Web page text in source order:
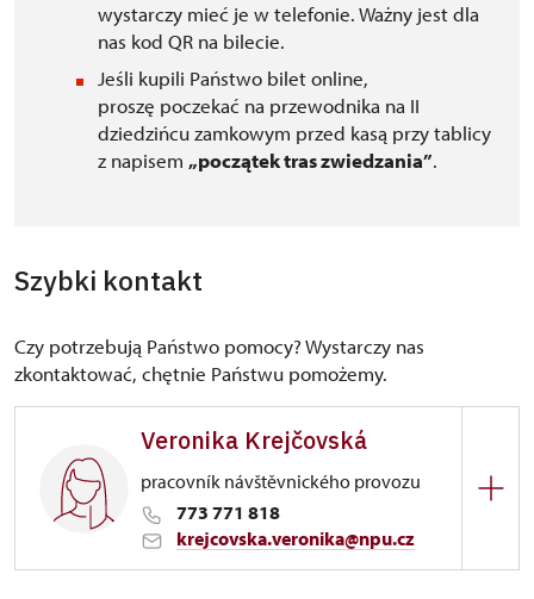
wystarczy mieć je w telefonie. Ważny jest dla
nas kod QR na bilecie.
Jeśli kupili Państwo bilet online,
proszę poczekać na przewodnika na II
dziedzińcu zamkowym przed kasą przy tablicy
z napisem „początek tras zwiedzania”.
Szybki kontakt
Czy potrzebują Państwo pomocy? Wystarczy nas
zkontaktować, chętnie Państwu pomożemy.
Veronika Krejčovská
pracovník návštěvnického provozu
773 771 818
krejcovska.veronika@npu.cz